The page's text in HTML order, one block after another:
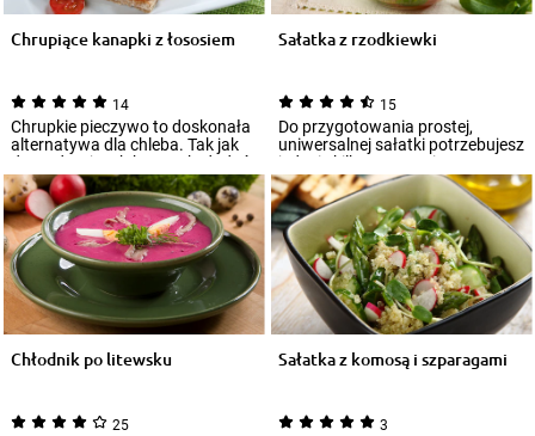
Chrupiące kanapki z łososiem
14
Chrupkie pieczywo to doskonała
alternatywa dla chleba. Tak jak
do tradycyjnych kanapek, dodać
moż...
Sałatka z rzodkiewki
15
Do przygotowania prostej,
uniwersalnej sałatki potrzebujesz
jedynie kilku warzyw i
sprawdzonego p...
Chłodnik po litewsku
25
Sałatka z komosą i szparagami
3